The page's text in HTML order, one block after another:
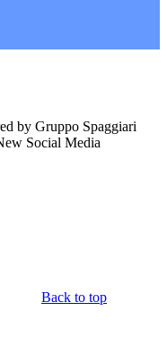
by Gruppo Spaggiari
Social Media
Back to top